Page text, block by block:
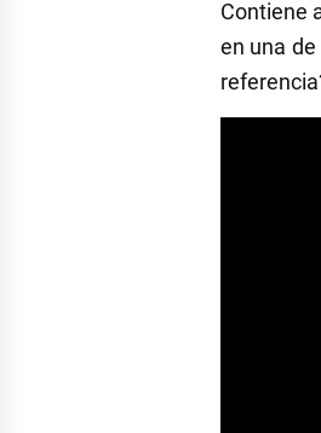
Contiene
en una